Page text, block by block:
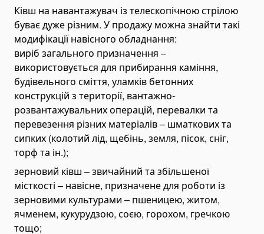
Ковші для фронтальних навантажувачів
Ковші для телескопічних навантажувачів
Ковші на міні-навантажувачі
Зуби, ножі, адаптери
Зубці
Снігоочисники і відвали для снігу
Вирівнюючі профілі
Фрези
Розкидачі піску
Навісні фронтальні навантажувачі
Гідравлічні крани і стріли
Траншеєкопачі
Ківш на навантажувач із телескопічною стрілою
буває дуже різним. У продажу можна знайти такі
модифікації навісного обладнання:
виріб загального призначення –
використовується для прибирання каміння,
будівельного сміття, уламків бетонних
конструкцій з території, вантажно-
розвантажувальних операцій, перевалки та
перевезення різних матеріалів – шматкових та
сипких (колотий лід, щебінь, земля, пісок, сніг,
торф та ін.);
зерновий ківш – звичайний та збільшеної
місткості – навісне, призначене для роботи із
зерновими культурами – пшеницею, житом,
ячменем, кукурудзою, соєю, горохом, гречкою
тощо;